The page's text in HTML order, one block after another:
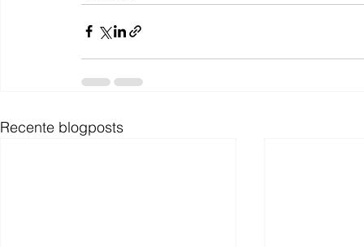
Recente blogposts